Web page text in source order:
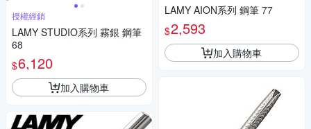
授權經銷
LAMY STUDIO系列 霧銀 鋼筆
68
$6,120
加入購物車
LAMY AION系列 鋼筆 77
$2,593
加入購物車